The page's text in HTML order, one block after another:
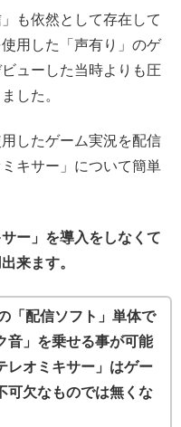
も依然として存在して
用した「声有り」のゲ
ューした当時よりも圧
した。
したゲーム実況を配信
キサー」について簡単
ー」を導入をしなくて
来ます。
「配信ソフト」単体で
音」を乗せる事が可能
レオミキサー」はゲー
可欠なものでは無くな